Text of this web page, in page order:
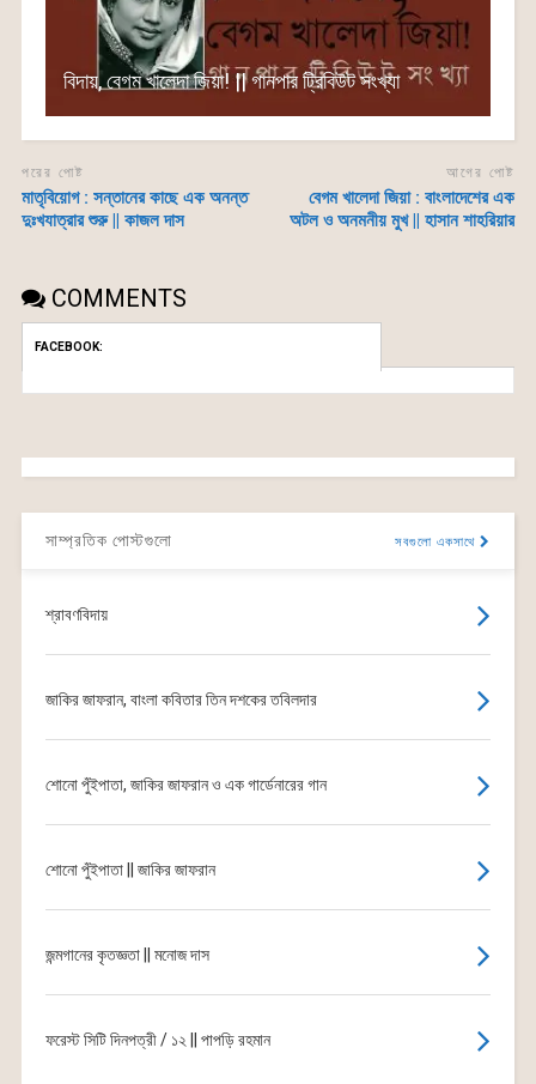
বিদায়, বেগম খালেদা জিয়া! || গানপার ট্রিবিউট সংখ্যা
পরের পোষ্ট
মাতৃবিয়োগ : সন্তানের কাছে এক অনন্ত
দুঃখযাত্রার শুরু || কাজল দাস
আগের পোষ্ট
বেগম খালেদা জিয়া : বাংলাদেশের এক
অটল ও অনমনীয় মুখ || হাসান শাহরিয়ার
COMMENTS
FACEBOOK:
সাম্প্রতিক পোস্টগুলো সবগুলো একসাথে
শ্রাবণবিদায়
জাকির জাফরান, বাংলা কবিতার তিন দশকের তবিলদার
শোনো পুঁইপাতা, জাকির জাফরান ও এক গার্ডেনারের গান
শোনো পুঁইপাতা || জাকির জাফরান
জন্মগানের কৃতজ্ঞতা || মনোজ দাস
ফরেস্ট সিটি দিনপত্রী / ১২ || পাপড়ি রহমান